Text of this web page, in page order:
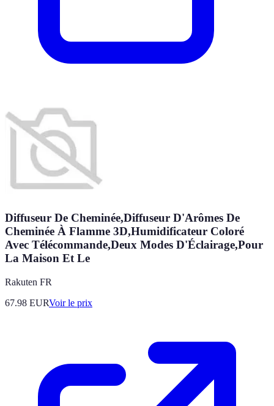
Diffuseur De Cheminée,Diffuseur D'Arômes De
Cheminée À Flamme 3D,Humidificateur Coloré
Avec Télécommande,Deux Modes D'Éclairage,Pour
La Maison Et Le
Rakuten FR
67.98 EURVoir le prix